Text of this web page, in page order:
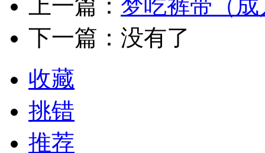
上一篇： 梦吃裤带（
下一篇：没有了
收藏
挑错
推荐